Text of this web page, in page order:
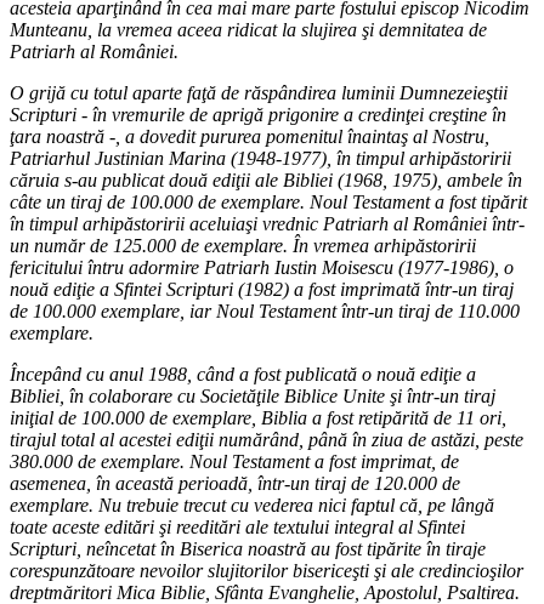
acesteia aparţinând în cea mai mare parte fostului episcop Nicodim
Munteanu, la vremea aceea ridicat la slujirea şi demnitatea de
Patriarh al României.
O grijă cu totul aparte faţă de răspândirea luminii Dumnezeieştii
Scripturi - în vremurile de aprigă prigonire a credinţei creştine în
ţara noastră -, a dovedit pururea pomenitul înaintaş al Nostru,
Patriarhul Justinian Marina (1948-1977), în timpul arhipăstoririi
căruia s-au publicat două ediţii ale Bibliei (1968, 1975), ambele în
câte un tiraj de 100.000 de exemplare. Noul Testament a fost tipărit
în timpul arhipăstoririi aceluiaşi vrednic Patriarh al României într-
un număr de 125.000 de exemplare. În vremea arhipăstoririi
fericitului întru adormire Patriarh Iustin Moisescu (1977-1986), o
nouă ediţie a Sfintei Scripturi (1982) a fost imprimată într-un tiraj
de 100.000 exemplare, iar Noul Testament într-un tiraj de 110.000
exemplare.
Începând cu anul 1988, când a fost publicată o nouă ediţie a
Bibliei, în colaborare cu Societăţile Biblice Unite şi într-un tiraj
iniţial de 100.000 de exemplare, Biblia a fost retipărită de 11 ori,
tirajul total al acestei ediţii numărând, până în ziua de astăzi, peste
380.000 de exemplare. Noul Testament a fost imprimat, de
asemenea, în această perioadă, într-un tiraj de 120.000 de
exemplare. Nu trebuie trecut cu vederea nici faptul că, pe lângă
toate aceste editări şi reeditări ale textului integral al Sfintei
Scripturi, neîncetat în Biserica noastră au fost tipărite în tiraje
corespunzătoare nevoilor slujitorilor bisericeşti şi ale credincioşilor
dreptmăritori Mica Biblie, Sfânta Evanghelie, Apostolul, Psaltirea.